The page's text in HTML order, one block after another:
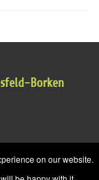
Borken
on our website.